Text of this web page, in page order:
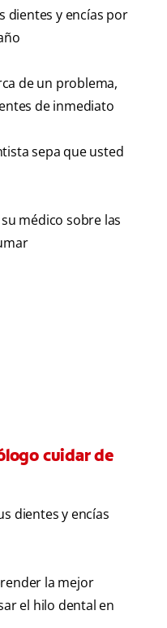
dientes y encías por
de un problema,
de inmediato
sepa que usted
médico sobre las
cuidar de
dientes y encías
la mejor
el hilo dental en